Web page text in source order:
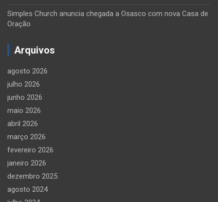
Simples Church anuncia chegada a Osasco com nova Casa de
Oração
Arquivos
agosto 2026
julho 2026
junho 2026
maio 2026
abril 2026
março 2026
fevereiro 2026
janeiro 2026
dezembro 2025
agosto 2024